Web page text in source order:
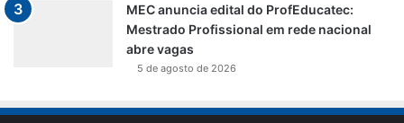
MEC anuncia edital do ProfEducatec:
Mestrado Profissional em rede nacional
abre vagas
5 de agosto de 2026